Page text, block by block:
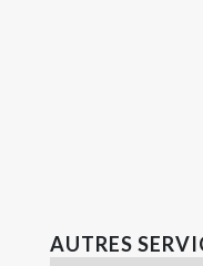
AUTRES